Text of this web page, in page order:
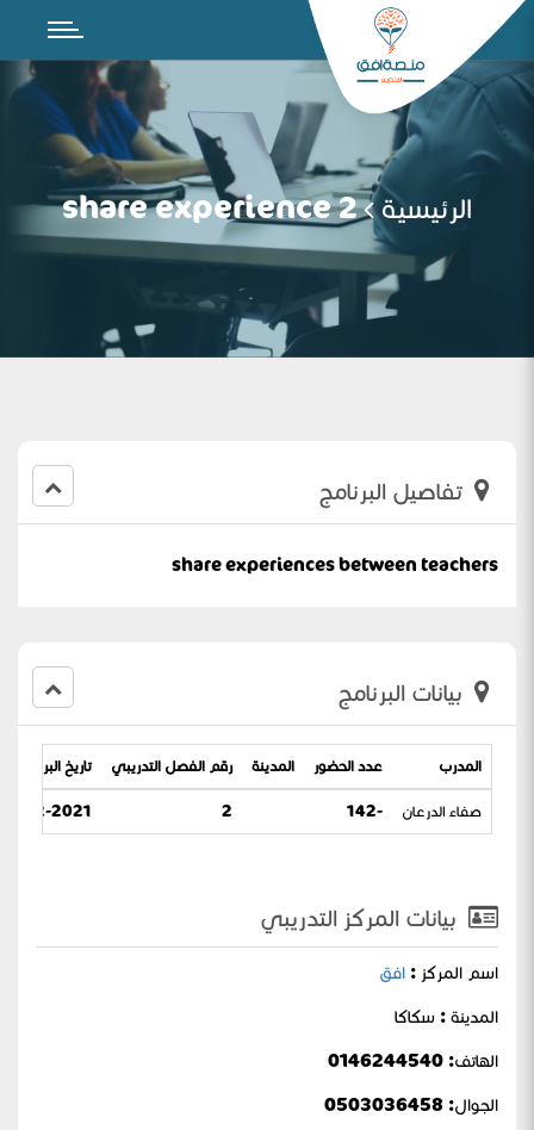
الرئيسية share experience 2
تفاصيل البرنامج
share experiences between teachers
بيانات البرنامج
المدرب عدد الحضور المدينة رقم الفصل التدريبي تاريخ البرنامج
صفاء الدرعان -142
2
02-2021 / 12-07-1442
بيانات المركز التدريبي
اسم المركز : افق
المدينة : سكاكا
الهاتف: 0146244540
الجوال: